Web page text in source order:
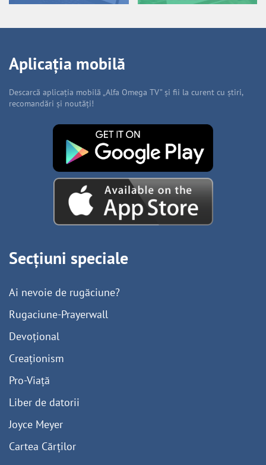
Aplicația mobilă
Descarcă aplicația mobilă „Alfa Omega TV” și fii la curent cu știri,
recomandări și noutăți!
Secțiuni speciale
Ai nevoie de rugăciune?
Rugaciune-Prayerwall
Devoțional
Creaționism
Pro-Viață
Liber de datorii
Joyce Meyer
Cartea Cărților